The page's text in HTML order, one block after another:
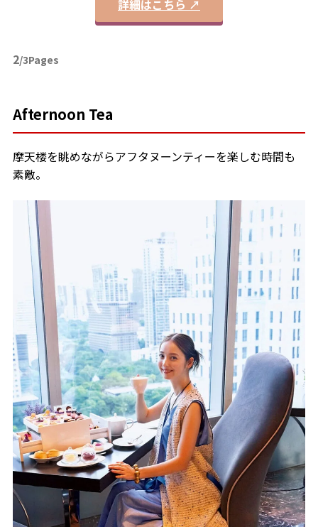
詳細はこちら ↗
2/3Pages
Afternoon Tea
摩天楼を眺めながらアフタヌーンティーを楽しむ時間も
素敵。